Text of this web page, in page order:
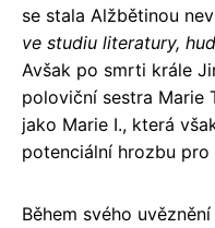
se stala Alžbětinou
ve studiu literatury,
Avšak po smrti krále
poloviční sestra Marie
jako Marie I., která
potenciální hrozbu pro
Během svého